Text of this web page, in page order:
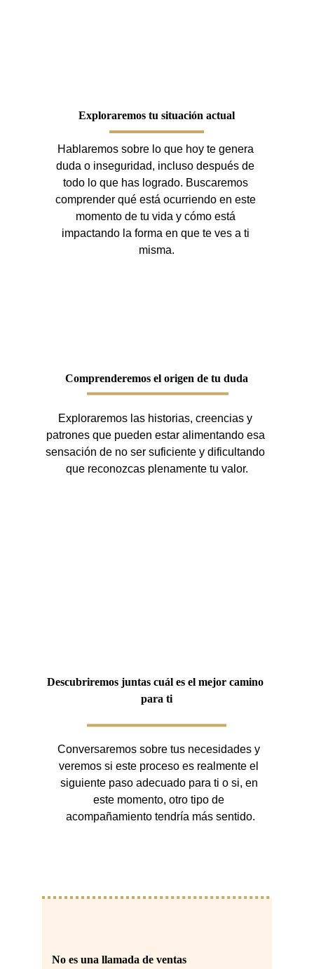
Comprenderemos el origen de tu duda
Exploraremos las historias, creencias y
patrones que pueden estar alimentando esa
sensación de no ser suficiente y dificultando
que reconozcas plenamente tu valor.
Descubriremos juntas cuál es el mejor camino
para ti
Conversaremos sobre tus necesidades y
veremos si este proceso es realmente el
siguiente paso adecuado para ti o si, en
este momento, otro tipo de
acompañamiento tendría más sentido.
Exploraremos tu situación actual
Hablaremos sobre lo que hoy te genera
duda o inseguridad, incluso después de
todo lo que has logrado. Buscaremos
comprender qué está ocurriendo en este
momento de tu vida y cómo está
impactando la forma en que te ves a ti
misma.
No es una llamada de ventas